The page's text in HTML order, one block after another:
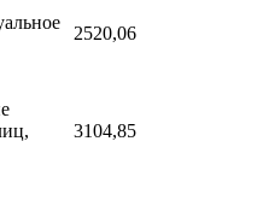
2520,06
3104,85